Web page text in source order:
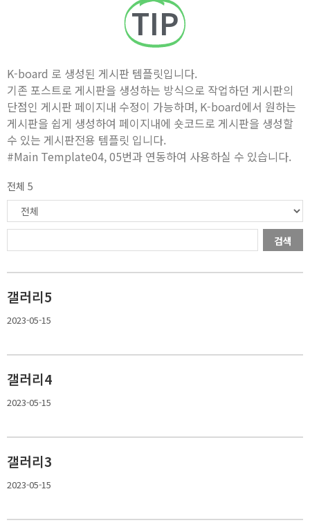
TIP
K-board 로 생성된 게시판 템플릿입니다.
기존 포스트로 게시판을 생성하는 방식으로 작업하던 게시판의
단점인 게시판 페이지내 수정이 가능하며, K-board에서 원하는
게시판을 쉽게 생성하여 페이지내에 숏코드로 게시판을 생성할
수 있는 게시판전용 템플릿 입니다.
#Main Template04, 05번과 연동하여 사용하실 수 있습니다.
전체 5
검색
갤러리5
2023-05-15
갤러리4
2023-05-15
갤러리3
2023-05-15